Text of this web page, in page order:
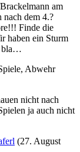
am
nach dem 4.?
Finde die
haben ein Sturm
bla…
Abwehr
nicht nach
ja auch nicht
(27. August